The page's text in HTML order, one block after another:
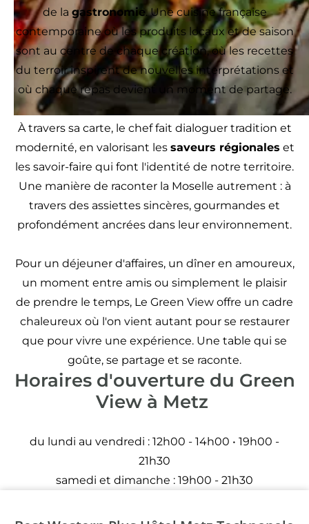
de la gastronomie. Une cuisine française
contemporaine où les produits locaux et de saison
sont au centre de chaque création, où les recettes
du terroir inspirent de nouvelles interprétations et
où chaque repas devient un moment de partage.
À travers sa carte, le chef fait dialoguer tradition et
modernité, en valorisant les saveurs régionales et
les savoir-faire qui font l'identité de notre territoire.
Une manière de raconter la Moselle autrement : à
travers des assiettes sincères, gourmandes et
profondément ancrées dans leur environnement.
Pour un déjeuner d'affaires, un dîner en amoureux,
un moment entre amis ou simplement le plaisir
de prendre le temps, Le Green View offre un cadre
chaleureux où l'on vient autant pour se restaurer
que pour vivre une expérience. Une table qui se
goûte, se partage et se raconte.
Horaires d'ouverture du Green
View à Metz
du lundi au vendredi : 12h00 - 14h00 • 19h00 -
21h30
samedi et dimanche : 19h00 - 21h30